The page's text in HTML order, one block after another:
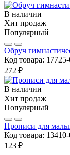
В наличии
Хит продаж
Популярный
Обруч
Код товара:
272 ₽
В наличии
Хит продаж
Популярный
Прописи для
Код товара:
123 ₽